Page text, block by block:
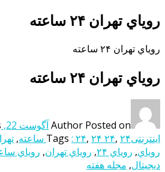
روياي تهران ۲۴ ساعته
روياي تهران ۲۴ ساعته
روياي تهران ۲۴ ساعته
Author Posted on آگوست 22, 2017
اینترنتی
Tags : ۲۴, ۲۴ ۲۴, ۲۴ ساعته ,
روياي, روياي ۲۴ , روياي تهران, روياي
دیجیتال, مجله هفته